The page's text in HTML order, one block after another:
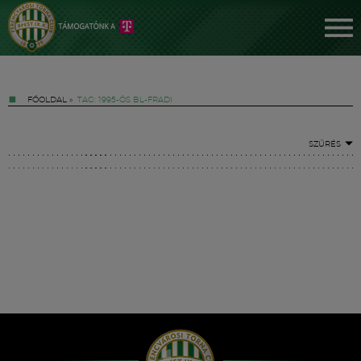
FŐOLDAL » TAG: 1995-ÖS BL-FRADI
SZŰRÉS
Hírek